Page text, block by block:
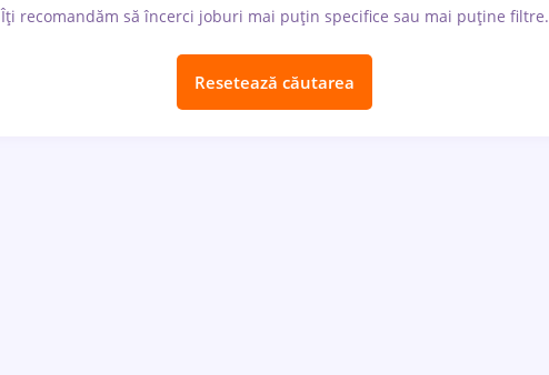
Îți recomandăm să încerci joburi mai puțin specifice sau mai puține filtre.
Resetează căutarea